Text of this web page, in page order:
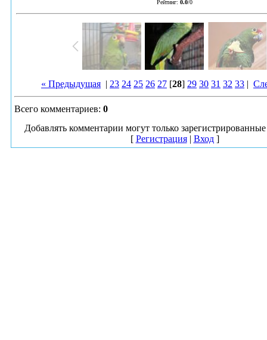
Рейтинг: 0.0/0
« Предыдущая | 23 24 25 26 27 [28] 29 30 31 32 33 |
Всего комментариев: 0
Добавлять комментарии могут только
[ Регистрация| Вход]